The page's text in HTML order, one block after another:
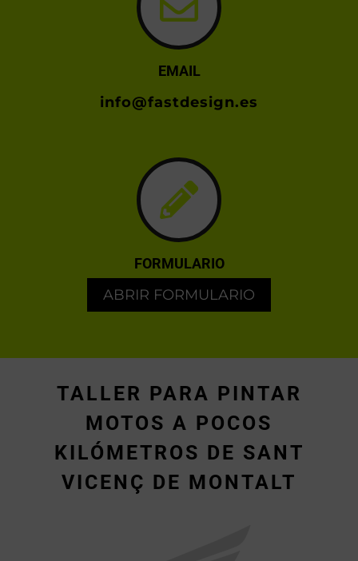
EMAIL
info@fastdesign.es
FORMULARIO
ABRIR FORMULARIO
TALLER PARA PINTAR
MOTOS A POCOS
KILÓMETROS DE SANT
VICENÇ DE MONTALT